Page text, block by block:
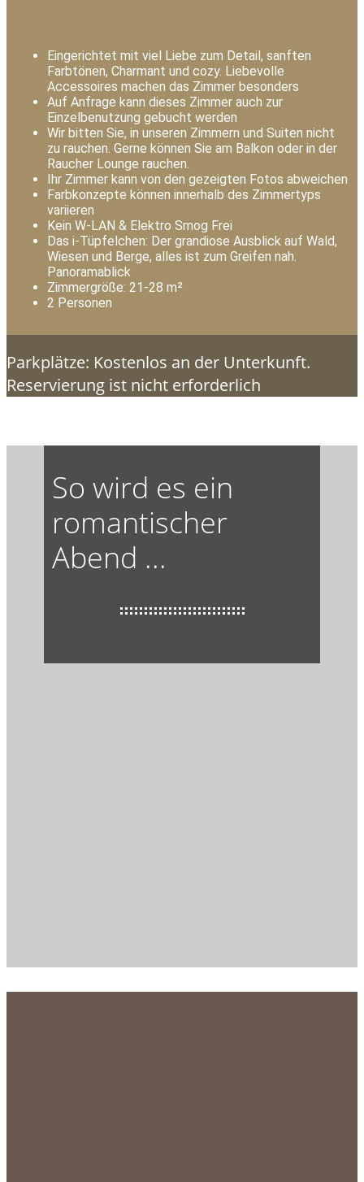
Eingerichtet mit viel Liebe zum Detail, sanften
Farbtönen, Charmant und cozy. Liebevolle
Accessoires machen das Zimmer besonders
Auf Anfrage kann dieses Zimmer auch zur
Einzelbenutzung gebucht werden
Wir bitten Sie, in unseren Zimmern und Suiten nicht
zu rauchen. Gerne können Sie am Balkon oder in der
Raucher Lounge rauchen.
Ihr Zimmer kann von den gezeigten Fotos abweichen
Farbkonzepte können innerhalb des Zimmertyps
variieren
Kein W-LAN & Elektro Smog Frei
Das i-Tüpfelchen: Der grandiose Ausblick auf Wald,
Wiesen und Berge, alles ist zum Greifen nah.
Panoramablick
Zimmergröße: 21-28 m²
2 Personen
Parkplätze: Kostenlos an der Unterkunft.
Reservierung ist nicht erforderlich
So wird es ein
romantischer
Abend ...